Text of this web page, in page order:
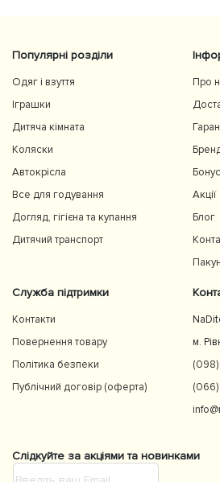
Популярні розділи
Одяг і взуття
Іграшки
Дитяча кімната
Коляски
Автокрісла
Все для годування
Догляд, гігієна та купання
Дитячий транспорт
Про
Акції
Блог
Служба підтримки
Контакти
Повернення товару
Політика безпеки
Публічний договір (оферта)
м.
(098)
Слідкуйте за акціями та новинками